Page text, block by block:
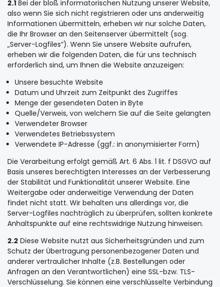
2.1 Bei der bloß informatorischen Nutzung unserer Website,
also wenn Sie sich nicht registrieren oder uns anderweitig
Informationen übermitteln, erheben wir nur solche Daten,
die Ihr Browser an den Seitenserver übermittelt (sog.
„Server-Logfiles“). Wenn Sie unsere Website aufrufen,
erheben wir die folgenden Daten, die für uns technisch
erforderlich sind, um Ihnen die Website anzuzeigen:
Unsere besuchte Website
Datum und Uhrzeit zum Zeitpunkt des Zugriffes
Menge der gesendeten Daten in Byte
Quelle/Verweis, von welchem Sie auf die Seite gelangten
Verwendeter Browser
Verwendetes Betriebssystem
Verwendete IP-Adresse (ggf.: in anonymisierter Form)
Die Verarbeitung erfolgt gemäß Art. 6 Abs. 1 lit. f DSGVO auf
Basis unseres berechtigten Interesses an der Verbesserung
der Stabilität und Funktionalität unserer Website. Eine
Weitergabe oder anderweitige Verwendung der Daten
findet nicht statt. Wir behalten uns allerdings vor, die
Server-Logfiles nachträglich zu überprüfen, sollten konkrete
Anhaltspunkte auf eine rechtswidrige Nutzung hinweisen.
2.2 Diese Website nutzt aus Sicherheitsgründen und zum
Schutz der Übertragung personenbezogener Daten und
anderer vertraulicher Inhalte (z.B. Bestellungen oder
Anfragen an den Verantwortlichen) eine SSL-bzw. TLS-
Verschlüsselung. Sie können eine verschlüsselte Verbindung